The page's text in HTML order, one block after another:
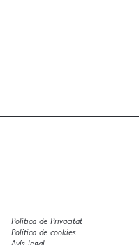
els
Política de Privacitat
Política de cookies